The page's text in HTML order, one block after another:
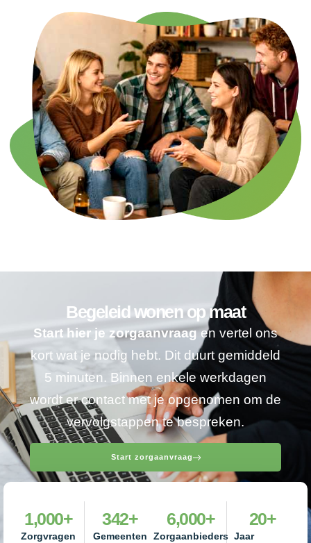
Begeleid wonen op maat
Start hier je zorgaanvraagen vertel ons
kort wat je nodig hebt. Dit duurt gemiddeld
5 minuten. Binnen enkele werkdagen
wordt er contact met je opgenomen om de
vervolgstappen te bespreken.
Start zorgaanvraag
Zorgvragen
1,000+
Gemeenten
342+
Zorgaanbieders
6,000+
Jaar
20+